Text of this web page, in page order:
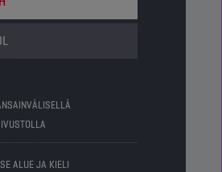
ALUE JA KIELI